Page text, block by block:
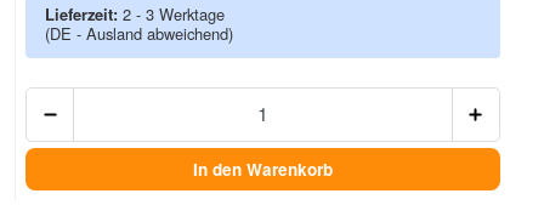
Lieferzeit: 2 - 3 Werktage
(DE - Ausland abweichend)
In den Warenkorb